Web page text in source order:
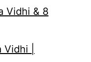
Vidhi & 8
|